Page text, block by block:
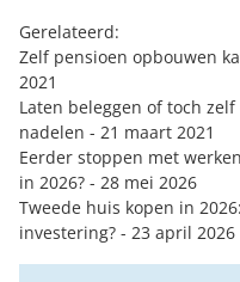
Gerelateerd:
Zelf pensioen opbouwen
2021
Laten beleggen of toch
nadelen - 21 maart 2021
Eerder stoppen met
in 2026? - 28 mei 2026
Tweede huis kopen in
investering? - 23 april 2026